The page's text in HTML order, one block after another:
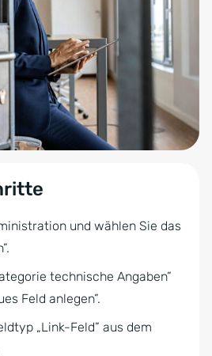
und wählen Sie das
technische Angaben”
Feld anlegen”.
„Link-Feld” aus dem